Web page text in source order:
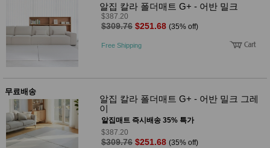
유아 이
유식
아기띠/
외출용
성장발
달교육
용품
패
션
어른내
의
알집 칼라 폴더매트 G+ - 어반 밀크
$387.20
$309.76 $251.68 (35% off)
Free Shipping
무료배송
알집 칼라 폴더매트 G+ - 어반 밀크 그레
이
알집매트 즉시배송 35% 특가
$387.20
$309.76 $251.68 (35% off)